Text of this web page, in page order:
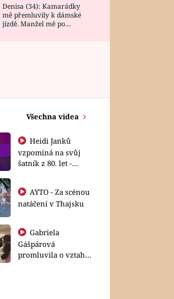
Denisa (34): Kamarádky
mě přemluvily k dámské
jízdě. Manžel mě po
Všechna videa
Heidi Janků
vzpomíná na svůj
šatník z 80. let -
natáčení v Thajsku
Gabriela
Gášpárová
promluvila o vztahu